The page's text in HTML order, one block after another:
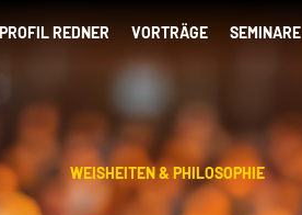
PROFIL REDNER VORTRÄGE SEMINARE
WEISHEITEN & PHILOSOPHIE